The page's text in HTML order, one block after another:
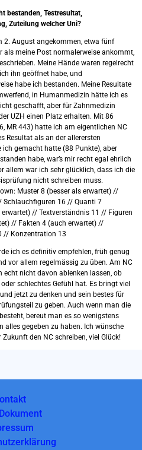
bestanden, Testresultat,
Zuteilung welcher Uni?
2. August angekommen, etwa fünf
als meine Post normalerweise ankommt,
Meine Hände waren regelrecht
ihn geöffnet habe, und
habe ich bestanden. Meine Resultate
in Humanmedizin hätte ich es
geschafft, aber für Zahnmedizin
UZH einen Platz erhalten. Mit 86
MR 443) hatte ich am eigentlichen NC
Resultat als an der allerersten
ich gemacht hatte (88 Punkte), aber
habe, war’s mir recht egal ehrlich
allem war ich sehr glücklich, dass ich die
nicht schreiben muss.
Muster 8 (besser als erwartet) //
Schlauchfiguren 16 // Quanti 7
// Textverständnis 11 // Figuren
// Fakten 4 (auch erwartet) //
// Konzentration 13
ich es definitiv empfehlen, früh genug
vor allem regelmässig zu üben. Am NC
echt nicht davon ablenken lassen, ob
schlechtes Gefühl hat. Es bringt viel
jetzt zu denken und sein bestes für
zu geben. Auch wenn man die
bereut man es so wenigstens
alles gegeben zu haben. Ich wünsche
Zukunft den NC schreiben, viel Glück!